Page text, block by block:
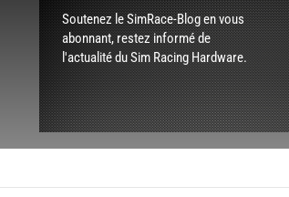
Soutenez le SimRace-Blog en vous
abonnant, restez informé de
l'actualité du Sim Racing Hardware.